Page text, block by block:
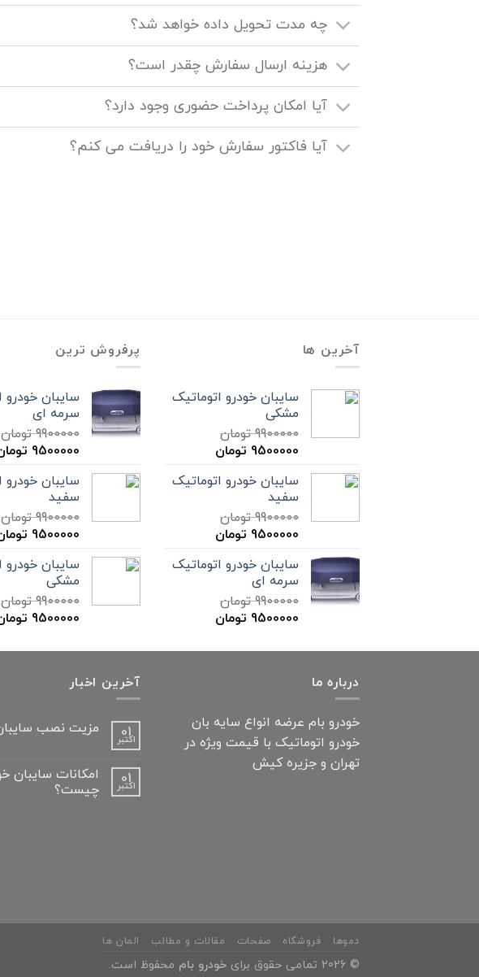
چه مدت تحویل داده خواهد شد؟
هزینه ارسال سفارش چقدر است؟
آیا امکان پرداخت حضوری وجود دارد؟
آیا فاکتور سفارش خود را دریافت می کنم؟
آخرین ها
سایبان خودرو اتوماتیک
مشکی
9900000 تومان
9500000 تومان
سایبان خودرو اتوماتیک
سفید
9900000 تومان
9500000 تومان
سایبان خودرو اتوماتیک
سرمه ای
9900000 تومان
9500000 تومان
پرفروش ترین
سایبان خودرو
سرمه ای
9900000 تومان
9500000
سایبان خودرو
سفید
9900000 تومان
9500000
سایبان خودرو
مشکی
9900000 تومان
9500000
درباره ما
خودرو بام عرضه انواع سایه بان
خودرو اتوماتیک با قیمت ویژه در
تهران و جزیره کیش
آخرین اخبار
01
اکتبر
مزیت نصب
01
اکتبر
امکانات سایبان
چیست؟
دموها فروشگاه صفحات مقالات و مطالب المان ها
© 2026 تمامی حقوق برای خودرو بام محفوظ است.